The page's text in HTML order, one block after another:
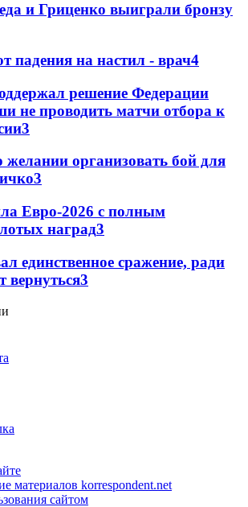
и Гриценко выиграли бронзу
падения на настил - врач4
решение Федерации
не проводить матчи отбора к
3
желании организовать бой для
3
Евро-2026 с полным
наград3
единственное сражение, ради
вернуться3
материалов korrespondent.net
сайтом